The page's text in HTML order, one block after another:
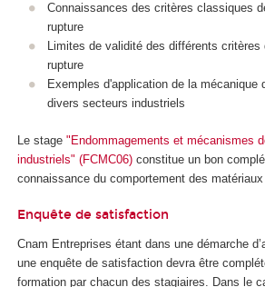
Connaissances des critères classiques
rupture
Limites de validité des différents critères
rupture
Exemples d'application de la mécanique
divers secteurs industriels
Le stage "Endommagements et mécanismes
industriels" (FCMC06) constitue un bon
connaissance du comportement des matériaux
Enquête de satisfaction
Cnam Entreprises étant dans une démarche
une enquête de satisfaction devra être
formation par chacun des stagiaires. Dans le